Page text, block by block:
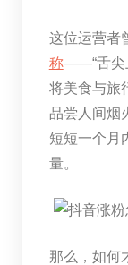
这位运营者
称——“舌尖
将美食与旅
品尝人间烟
短短一个月
量。
那么，如何